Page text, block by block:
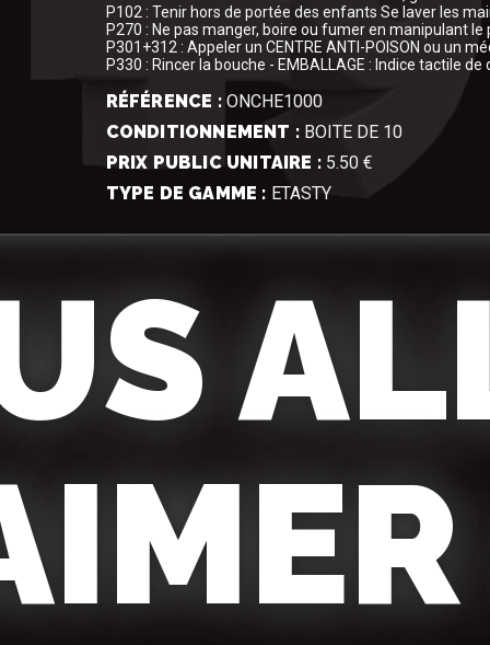
P102 : Tenir hors de portée des enfants Se laver les
P270 : Ne pas manger, boire ou fumer en manipulant le
P301+312 : Appeler un CENTRE ANTI-POISON ou un
P330 : Rincer la bouche - EMBALLAGE : Indice tactile de
RÉFÉRENCE : ONCHE1000
CONDITIONNEMENT : BOITE DE 10
PRIX PUBLIC UNITAIRE : 5.50 €
TYPE DE GAMME : ETASTY